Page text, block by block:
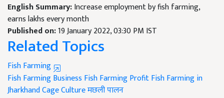
English Summary:Increase employment by fish farming,
earns lakhs every month
Published on:19 January 2022, 03:30 PM IST
Related Topics
Fish Farming
Fish Farming Business Fish Farming ProfitFish Farming in
JharkhandCage Cultureमछली पालन